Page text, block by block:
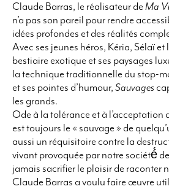
Claude Barras, le réalisateur de Ma
n’a pas son pareil pour rendre
idées profondes et des réalités
Avec ses jeunes héros, Kéria, Sélaï et
bestiaire exotique et ses paysages
la technique traditionnelle du stop-
et ses pointes d’humour, Sauvages
les grands.
Ode à la tolérance et à l’acceptation
est toujours le « sauvage » de
aussi un réquisitoire contre la
vivant provoquée par notre société́
jamais sacrifier le plaisir de raconter
Claude Barras a voulu faire œuvre